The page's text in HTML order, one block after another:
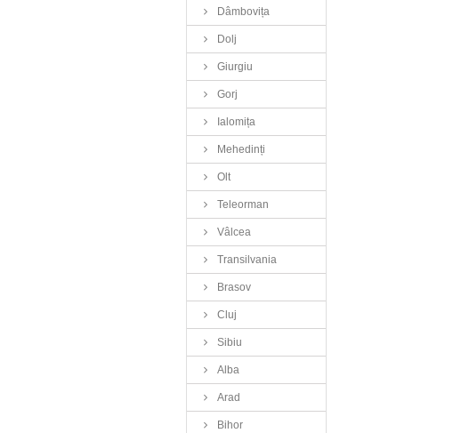
Dâmbovița
Dolj
Giurgiu
Gorj
Ialomița
Mehedinți
Olt
Teleorman
Vâlcea
Transilvania
Brasov
Cluj
Sibiu
Alba
Arad
Bihor